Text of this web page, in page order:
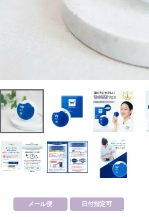
メール便 日付指定可